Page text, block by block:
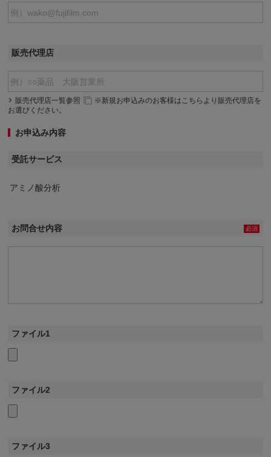
販売代理店
販売代理店一覧参照
※新規お申込みのお客様はこちらより販売代理店を
お選びください。
お申込み内容
受託サービス
お問合せ内容 必須
ファイル1
ファイル2
ファイル3